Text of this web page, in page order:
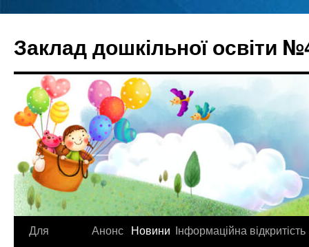
вмісту
Заклад дошкільної освіти
Для
Анонс Новини Інформаційна відкритість